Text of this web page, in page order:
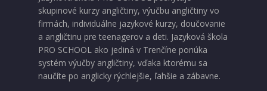
skupinové kurzy angličtiny, výučbu angličtiny vo
firmách, individuálne jazykové kurzy, doučovanie
a angličtinu pre teenagerov a deti. Jazyková škola
PRO SCHOOL ako jediná v Trenčíne ponúka
systém výučby angličtiny, vďaka ktorému sa
naučíte po anglicky rýchlejšie, ľahšie a zábavne.